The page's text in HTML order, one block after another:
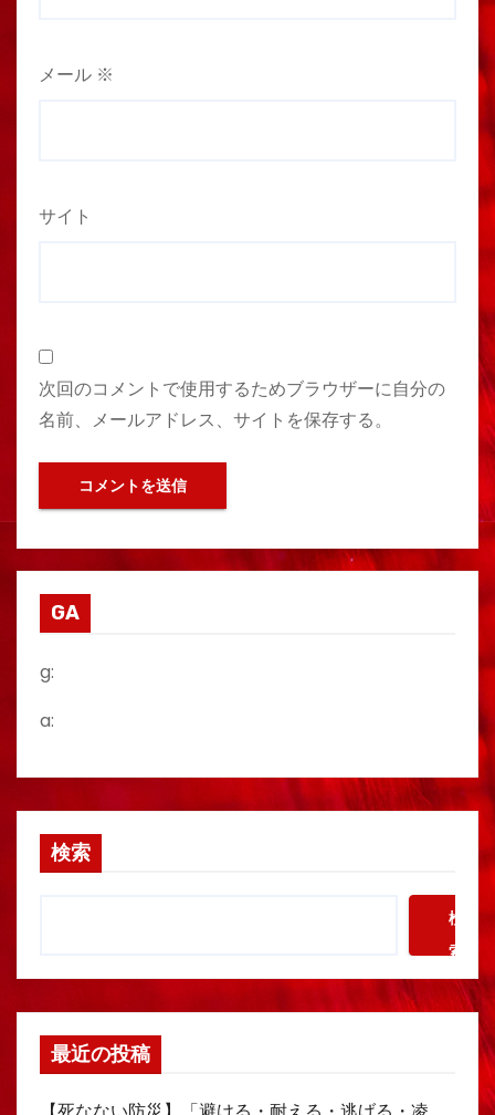
メール ※
サイト
次回のコメントで使用するためブラウザーに自分の
名前、メールアドレス、サイトを保存する。
GA
g:
a:
検索
検
索
最近の投稿